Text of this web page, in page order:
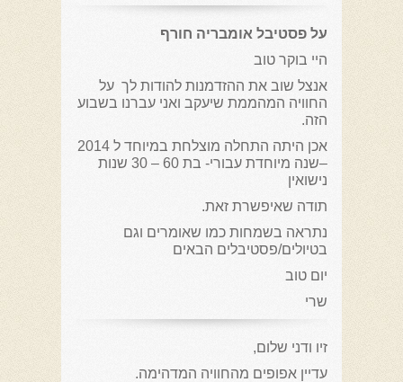
על פסטיבל אומבריה חורף
היי בוקר טוב
אנצל שוב את ההזדמנות להודות לך על
החוויה המהממת שיעקב ואני עברנו בשבוע
הזה.
אכן היתה התחלה מוצלחת במיוחד ל 2014
–שנה מיוחדת עבורי- בת 60 – 30 שנות
נישואין
תודה שאיפשרת זאת.
נתראה בשמחות כמו שאומרים וגם
בטיולים/פסטיבלים הבאים
יום טוב
שרי
זיו ודני שלום,
עדיין אפופים מהחוויה המדהימה.